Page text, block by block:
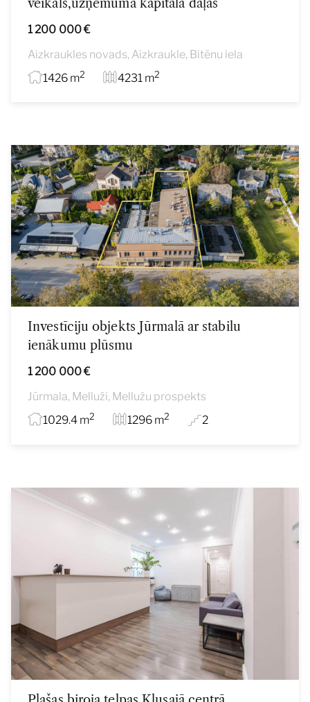
veikals,uzņēmuma kapitāla daļas
1 200 000 €
Aizkraukles novads, Aizkraukle, Bitēnu iela
1426 m2 4231 m2
Investīciju objekts Jūrmalā ar stabilu
ienākumu plūsmu
1 200 000 €
Jūrmala, Melluži, Mellužu prospekts
1029.4 m2 1296 m2 2